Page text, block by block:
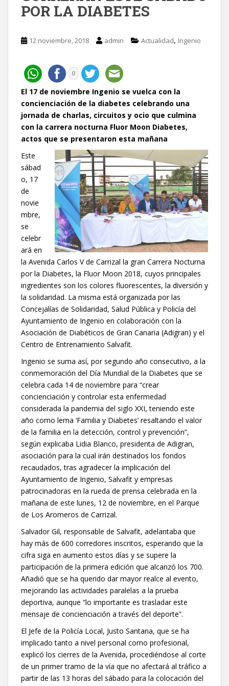
POR LA DIABETES
12 noviembre, 2018 admin Actualidad, Ingenio
0
El 17 de noviembre Ingenio se vuelca con la
concienciación de la diabetes celebrando una
jornada de charlas, circuitos y ocio que culmina
con la carrera nocturna Fluor Moon Diabetes,
actos que se presentaron esta mañana
Este
sábad
o, 17
de
novie
mbre,
se
celebr
ará en
la Avenida Carlos V de Carrizal la gran Carrera Nocturna
por la Diabetes, la Fluor Moon 2018, cuyos principales
ingredientes son los colores fluorescentes, la diversión y
la solidaridad. La misma está organizada por las
Concejalías de Solidaridad, Salud Pública y Policía del
Ayuntamiento de Ingenio en colaboración con la
Asociación de Diabéticos de Gran Canaria (Adigran) y el
Centro de Entrenamiento Salvafit.
Ingenio se suma así, por segundo año consecutivo, a la
conmemoración del Día Mundial de la Diabetes que se
celebra cada 14 de noviembre para “crear
concienciación y controlar esta enfermedad
considerada la pandemia del siglo XXI, teniendo este
año como lema ‘Familia y Diabetes’ resaltando el valor
de la familia en la detección, control y prevención”,
según explicaba Lidia Blanco, presidenta de Adigran,
asociación para la cual irán destinados los fondos
recaudados, tras agradecer la implicación del
Ayuntamiento de Ingenio, Salvafit y empresas
patrocinadoras en la rueda de prensa celebrada en la
mañana de este lunes, 12 de noviembre, en el Parque
de Los Aromeros de Carrizal.
Salvador Gil, responsable de Salvafit, adelantaba que
hay más de 600 corredores inscritos, esperando que la
cifra siga en aumento estos días y se supere la
participación de la primera edición que alcanzó los 700.
Añadió que se ha querido dar mayor realce al evento,
mejorando las actividades paralelas a la prueba
deportiva, aunque “lo importante es trasladar este
mensaje de concienciación a través del deporte”.
El Jefe de la Policía Local, Justo Santana, que se ha
implicado tanto a nivel personal como profesional,
explicó los cierres de la Avenida, procediéndose al corte
de un primer tramo de la vía que no afectará al tráfico a
partir de las 13 horas del sábado para la colocación del